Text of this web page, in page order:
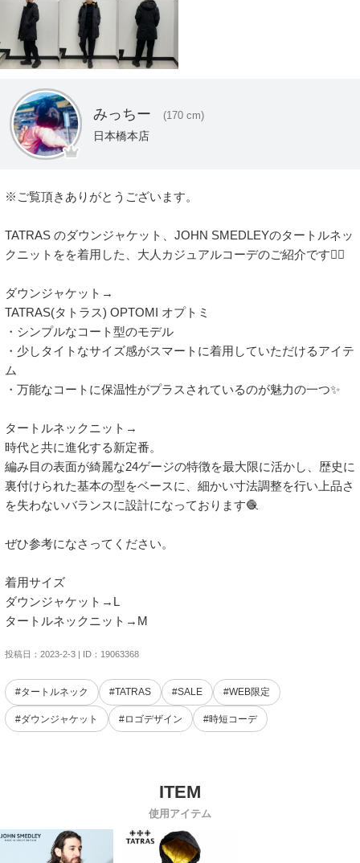
みっちー (170 cm)
日本橋本店
※ご覧頂きありがとうございます。
TATRAS のダウンジャケット、JOHN SMEDLEYのタートルネッ
クニットをを着用した、大人カジュアルコーデのご紹介です💁‍♂️
ダウンジャケット→
TATRAS(タトラス) OPTOMI オプトミ
・シンプルなコート型のモデル
・少しタイトなサイズ感がスマートに着用していただけるアイテ
ム
・万能なコートに保温性がプラスされているのが魅力の一つ✨
タートルネックニット→
時代と共に進化する新定番。
編み目の表面が綺麗な24ゲージの特徴を最大限に活かし、歴史に
裏付けられた基本の型をベースに、細かい寸法調整を行い上品さ
を失わないバランスに設計になっております🧶
ぜひ参考になさってください。
着用サイズ
ダウンジャケット→L
タートルネックニット→M
投稿日：2023-2-3 | ID：19063368
#タートルネック #TATRAS #SALE #WEB限定
#ダウンジャケット #ロゴデザイン #時短コーデ
使用アイテム